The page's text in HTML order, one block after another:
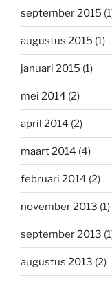
september 2015
augustus 2015 (1)
januari 2015 (1)
mei 2014 (2)
april 2014 (2)
maart 2014 (4)
februari 2014 (2)
november 2013 (1)
september 2013
augustus 2013 (2)